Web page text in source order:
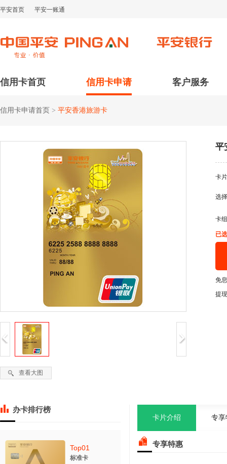
平安首页 平安一账通
信用卡首页 信用卡申请 客户服务
信用卡申请首页 > 平安香港旅游卡
查看大图
平
卡
选
卡
已
免
提
办卡排行榜
Top01
标准卡
卡片介绍 专享
专享特惠